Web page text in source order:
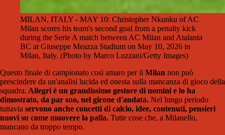
MILAN, ITALY - MAY 10: Christopher Nkunku of AC
Milan scores his team's second goal from a penalty kick
during the Serie A match between AC Milan and Atalanta
BC at Giuseppe Meazza Stadium on May 10, 2026 in
Milan, Italy. (Photo by Marco Luzzani/Getty Images)
Questo finale di campionato così amaro per il Milan non può
prescindere da un'analisi lucida ed onesta sulla mancanza di gioco della
squadra. Allegri è un grandissimo gestore di uomini e lo ha
dimostrato, da par suo, nel girone d'andata. Nel lungo periodo
tuttavia servono anche concetti di calcio, idee, contenuti, pensieri
nuovi su come muovere la palla. Tutte cose che, a Milanello,
mancano da troppo tempo.